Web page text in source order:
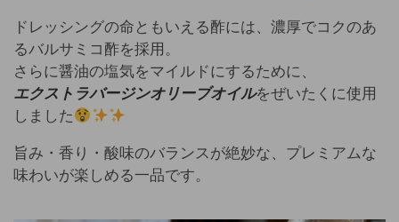
ドレッシングの命ともいえる酢には、濃厚でコクのあ
るバルサミコ酢を採用。
さらに醤油の塩気をマイルドにするために、
エクストラバージンオリーブオイルをぜいたくに使用
しました
旨み・香り・酸味のバランスが絶妙な、プレミアムな
味わいが楽しめる一品です。